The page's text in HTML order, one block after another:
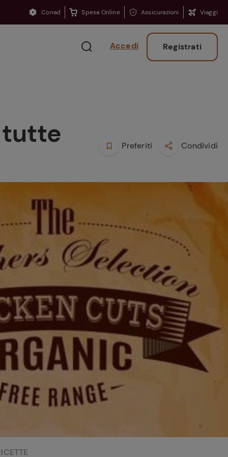
Conad Spesa Online Assicurazioni Viaggi
Accedi Registrati
Finferli, animelle e
Come affumicare:
legna ed erbe da
usare
la concentrazione
tutte Preferiti Condividi